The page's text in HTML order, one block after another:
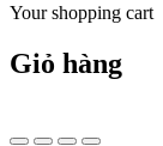
Your shopping cart
Giỏ hàng